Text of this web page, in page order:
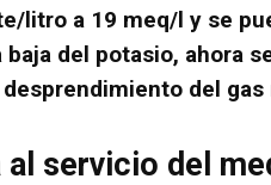
litro a 19 meq/l y se
del potasio, ahora
del gas
al servicio del